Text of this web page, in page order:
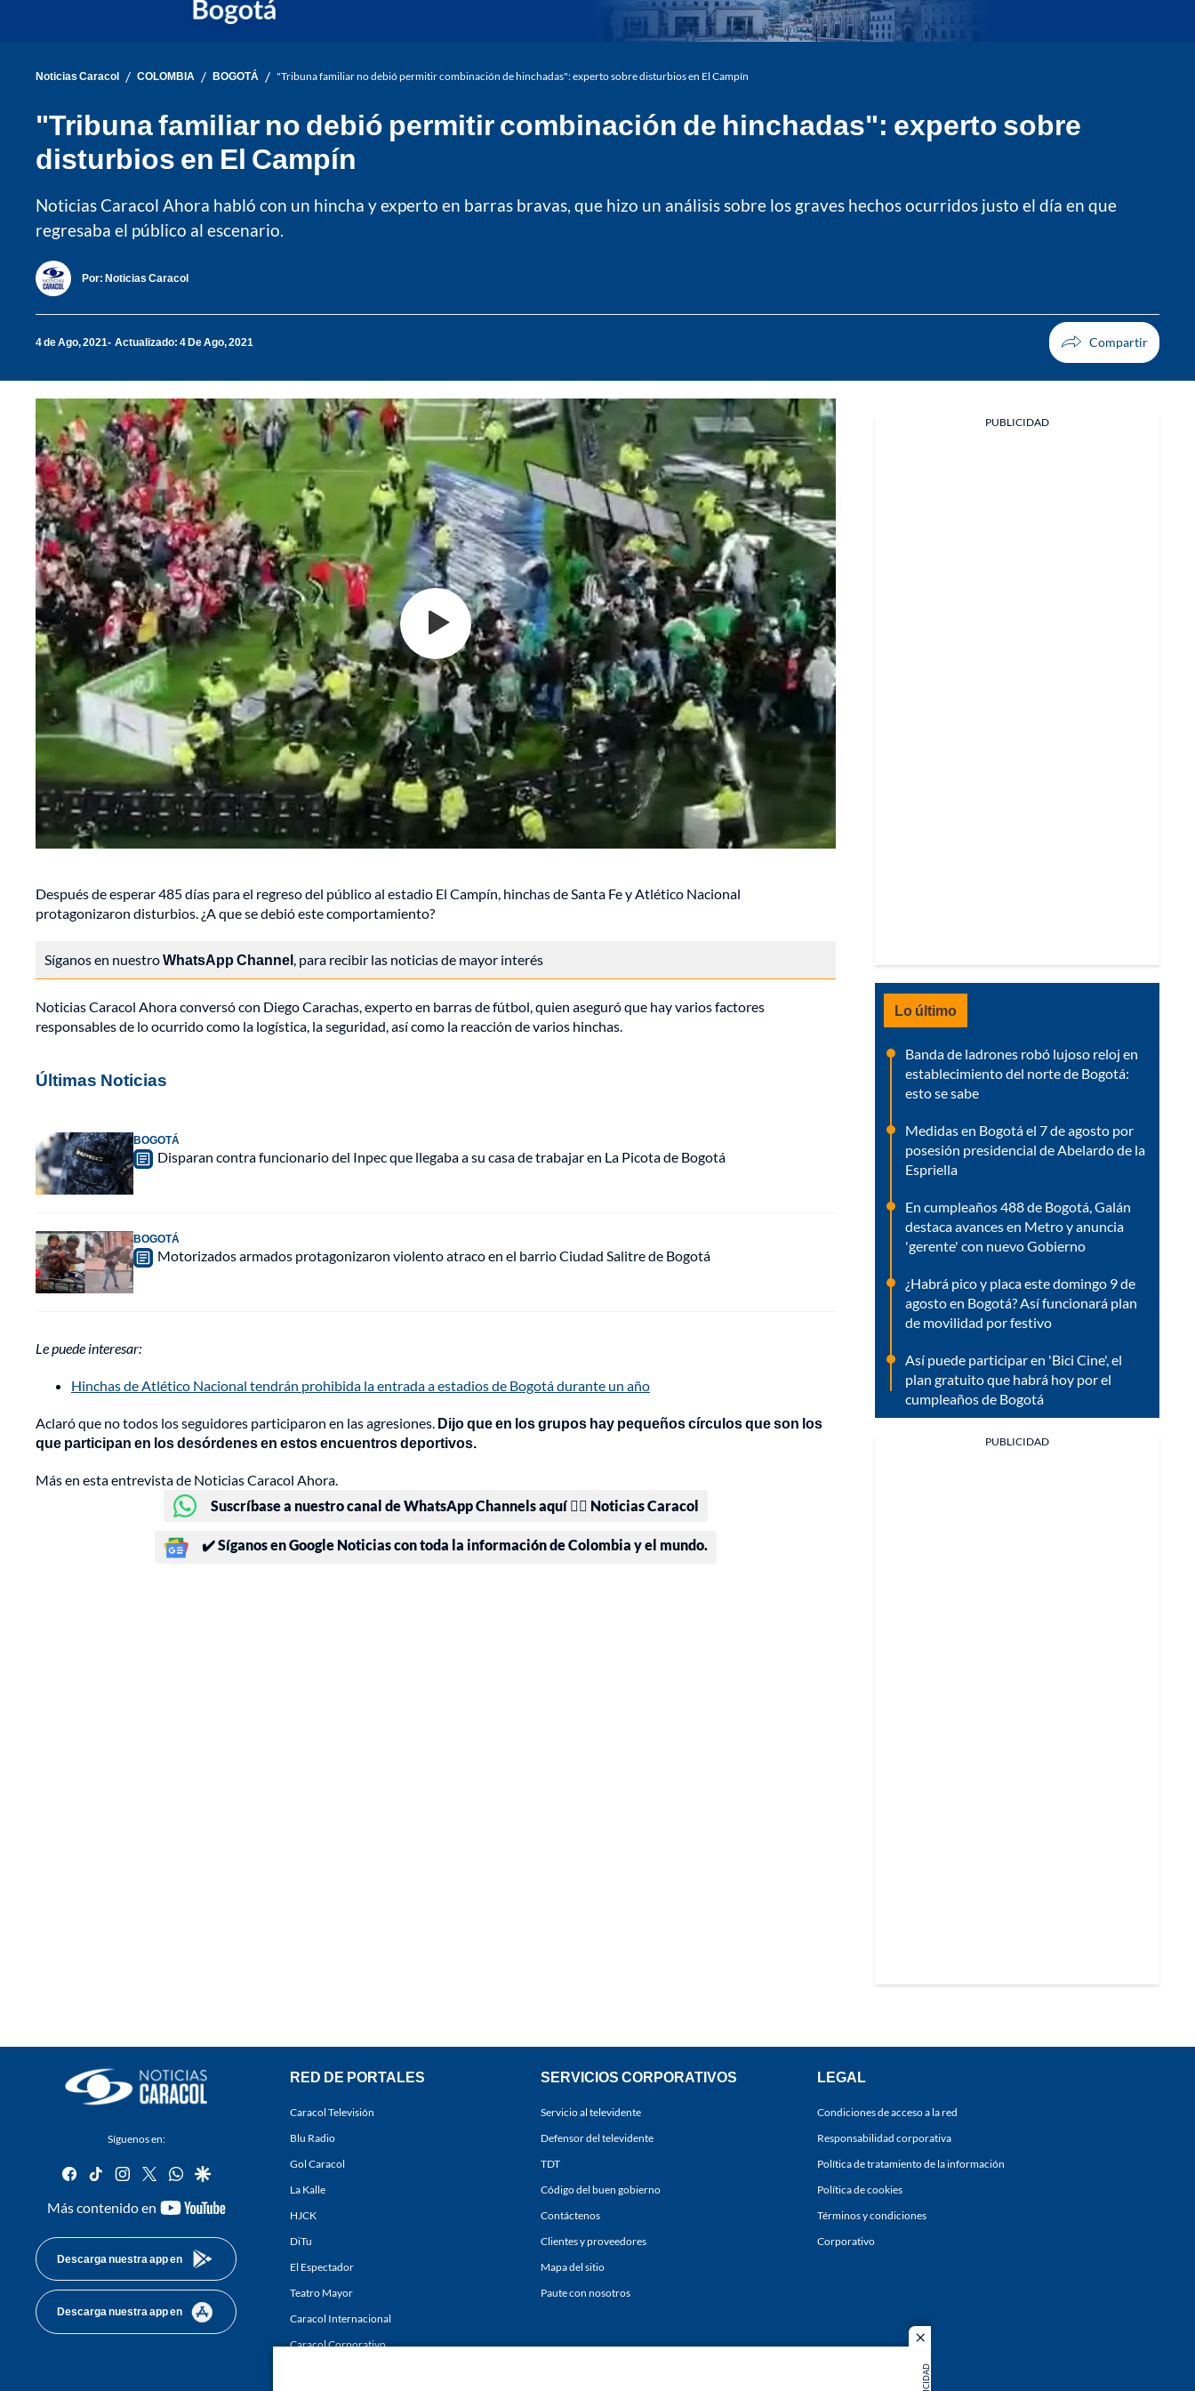
close
Noticias Caracol / COLOMBIA / BOGOTÁ / "Tribuna familiar no debió permitir combinación de hinchadas": experto sobre disturbios en El Campín
"Tribuna familiar no debió permitir combinación de hinchadas": experto sobre
disturbios en El Campín
Noticias Caracol Ahora habló con un hincha y experto en barras bravas, que hizo un análisis sobre los graves hechos ocurridos justo el día en que
regresaba el público al escenario.
Por: Noticias Caracol
4 de Ago, 2021 Actualizado: 4 De Ago, 2021
Después de esperar 485 días para el regreso del público al estadio El Campín, hinchas de Santa Fe y Atlético Nacional
protagonizaron disturbios. ¿A que se debió este comportamiento?
Síganos en nuestroWhatsApp Channel, para recibir las noticias de mayor interés
Noticias Caracol Ahora conversó con Diego Carachas, experto en barras de fútbol, quien aseguró que hay varios factores
responsables de lo ocurrido como la logística, la seguridad, así como la reacción de varios hinchas.
Últimas Noticias
BOGOTÁ
Disparan contra funcionario del Inpec que llegaba a su casa de trabajar en La Picota de Bogotá
BOGOTÁ
Motorizados armados protagonizaron violento atraco en el barrio Ciudad Salitre de Bogotá
Le puede interesar:
Hinchas de Atlético Nacional tendrán prohibida la entrada a estadios de Bogotá durante un año
Aclaró que no todos los seguidores participaron en las agresiones. Dijo que en los grupos hay pequeños círculos que son los
que participan en los desórdenes en estos encuentros deportivos.
Más en esta entrevista de Noticias Caracol Ahora.
Suscríbase a nuestro canal de WhatsApp Channels aquí 👉🏻 Noticias Caracol
✔️ Síganos en Google Noticias con toda la información de Colombia y el mundo.
PUBLICIDAD
Lo último
Banda de ladrones robó lujoso reloj en
establecimiento del norte de Bogotá:
esto se sabe
Medidas en Bogotá el 7 de agosto por
posesión presidencial de Abelardo de la
Espriella
En cumpleaños 488 de Bogotá, Galán
destaca avances en Metro y anuncia
'gerente' con nuevo Gobierno
¿Habrá pico y placa este domingo 9 de
agosto en Bogotá? Así funcionará plan
de movilidad por festivo
Así puede participar en 'Bici Cine', el
plan gratuito que habrá hoy por el
cumpleaños de Bogotá
PUBLICIDAD
Síguenos en:
facebook
tiktok instagram
twitterwhatsapp
google
Más contenido en
youtube-
Descarga nuestra app en
Descarga nuestra app en
RED DE PORTALES
Caracol Televisión
Blu Radio
Gol Caracol
La Kalle
HJCK
DiTu
El Espectador
Teatro Mayor
Caracol Internacional
Caracol Corporativo
SERVICIOS CORPORATIVOS
Servicio al televidente
Defensor del televidente
TDT
Código del buen gobierno
Contáctenos
Clientes y proveedores
Mapa del sitio
Paute con nosotros
LEGAL
Condiciones de acceso a la red
Responsabilidad corporativa
Política de tratamiento de la información
Política de cookies
Términos y condiciones
Corporativo